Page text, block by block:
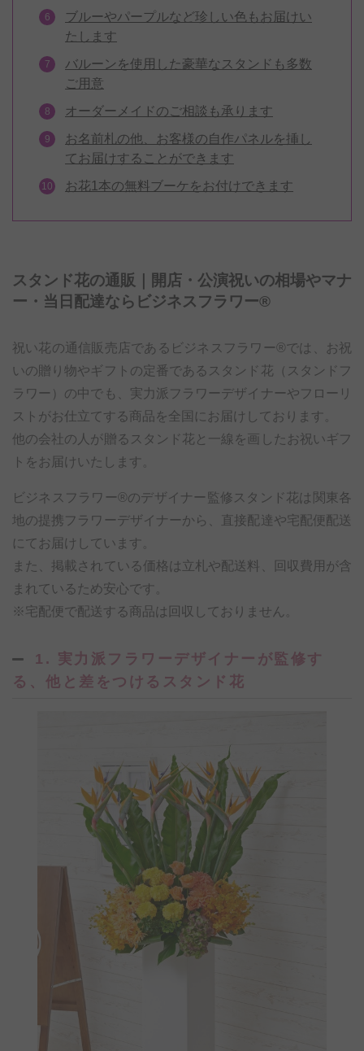
ブルーやパープルなど珍しい色もお届けい
たします
バルーンを使用した豪華なスタンドも多数
ご用意
オーダーメイドのご相談も承ります
お名前札の他、お客様の自作パネルを挿し
てお届けすることができます
お花1本の無料ブーケをお付けできます
スタンド花の通販｜開店・公演祝いの相場やマナ
ー・当日配達ならビジネスフラワー®
祝い花の通信販売店であるビジネスフラワー®では、お祝
いの贈り物やギフトの定番であるスタンド花（スタンドフ
ラワー）の中でも、実力派フラワーデザイナーやフローリ
ストがお仕立てする商品を全国にお届けしております。
他の会社の人が贈るスタンド花と一線を画したお祝いギフ
トをお届けいたします。
ビジネスフラワー®のデザイナー監修スタンド花は関東各
地の提携フラワーデザイナーから、直接配達や宅配便配送
にてお届けしています。
また、掲載されている価格は立札や配送料、回収費用が含
まれているため安心です。
※宅配便で配送する商品は回収しておりません。
1. 実力派フラワーデザイナーが監修す
る、他と差をつけるスタンド花